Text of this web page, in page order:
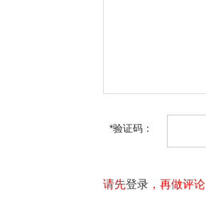
*验证码：
请先登录 ，再做评论